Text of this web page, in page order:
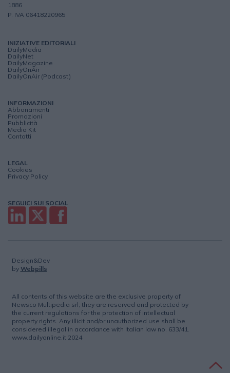
1886
P. IVA 06418220965
INIZIATIVE EDITORIALI
DailyMedia
DailyNet
DailyMagazine
DailyOnAir
DailyOnAir (Podcast)
INFORMAZIONI
Abbonamenti
Promozioni
Pubblicità
Media Kit
Contatti
LEGAL
Cookies
Privacy Policy
SEGUICI SUI SOCIAL
Design&Dev
by Webpills
All contents of this website are the exclusive property of
Newsco Multipedia srl; they are reserved and protected by
the current regulations for the protection of intellectual
property rights. Any illicit and/or unauthorized use shall be
considered illegal in accordance with Italian law no. 633/41.
www.dailyonline.it 2024